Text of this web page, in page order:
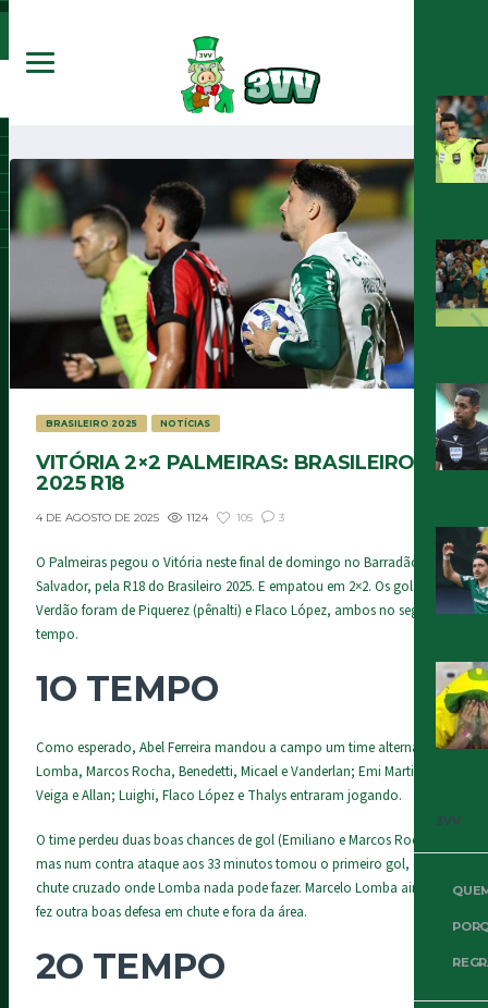
3VV
BRASILEIRO 2025 NOTÍCIAS
VITÓRIA 2×2 PALMEIRAS: BRASILEIRO
2025 R18
4 DE AGOSTO DE 2025 1124 105 3
O Palmeiras pegou o Vitória neste final de domingo no Barradão, em
Salvador, pela R18 do Brasileiro 2025. E empatou em 2×2. Os gols do
Verdão foram de Piquerez (pênalti) e Flaco López, ambos no segundo
tempo.
1O TEMPO
Como esperado, Abel Ferreira mandou a campo um time alternativo.
Lomba, Marcos Rocha, Benedetti, Micael e Vanderlan; Emi Martinez,
Veiga e Allan; Luighi, Flaco López e Thalys entraram jogando.
O time perdeu duas boas chances de gol (Emiliano e Marcos Rocha)
mas num contra ataque aos 33 minutos tomou o primeiro gol, em
chute cruzado onde Lomba nada pode fazer. Marcelo Lomba ainda
fez outra boas defesa em chute e fora da área.
2O TEMPO